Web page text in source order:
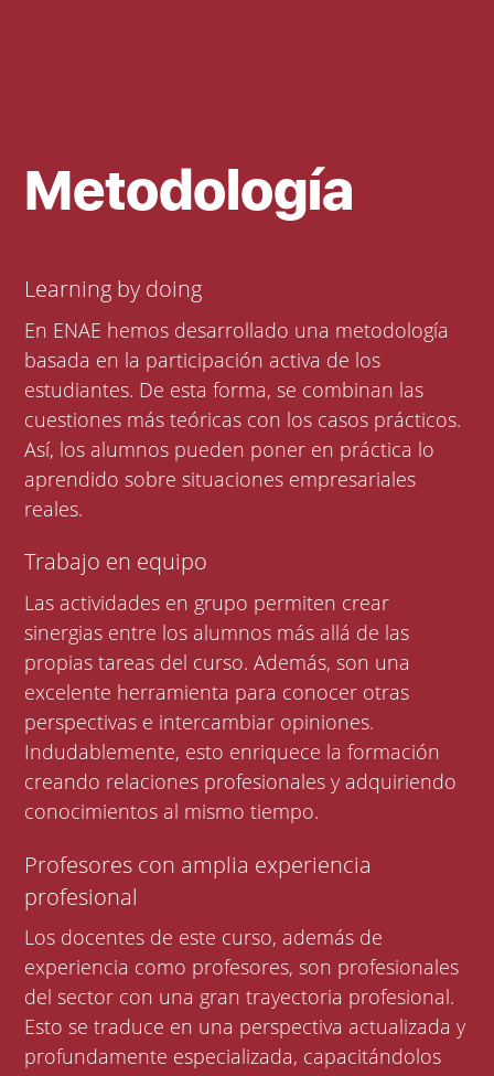
Metodología
Learning by doing
En ENAE hemos desarrollado una metodología
basada en la participación activa de los
estudiantes. De esta forma, se combinan las
cuestiones más teóricas con los casos prácticos.
Así, los alumnos pueden poner en práctica lo
aprendido sobre situaciones empresariales
reales.
Trabajo en equipo
Las actividades en grupo permiten crear
sinergias entre los alumnos más allá de las
propias tareas del curso. Además, son una
excelente herramienta para conocer otras
perspectivas e intercambiar opiniones.
Indudablemente, esto enriquece la formación
creando relaciones profesionales y adquiriendo
conocimientos al mismo tiempo.
Profesores con amplia experiencia
profesional
Los docentes de este curso, además de
experiencia como profesores, son profesionales
del sector con una gran trayectoria profesional.
Esto se traduce en una perspectiva actualizada y
profundamente especializada, capacitándolos